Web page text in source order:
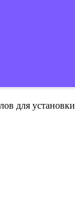
для установки